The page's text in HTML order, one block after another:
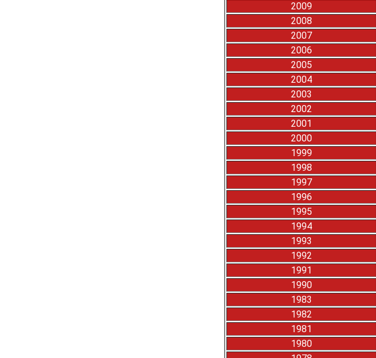
2009
2008
2007
2006
2005
2004
2003
2002
2001
2000
1999
1998
1997
1996
1995
1994
1993
1992
1991
1990
1983
1982
1981
1980